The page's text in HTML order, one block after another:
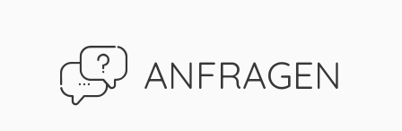
ANFRAGEN